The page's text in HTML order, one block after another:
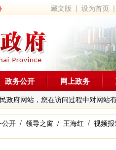
藏文版 |设为首页 |
政府网站，您在访问过程中对网站
政务公开 网上政务
公开 / 领导之窗 / 王海红 / 视频报